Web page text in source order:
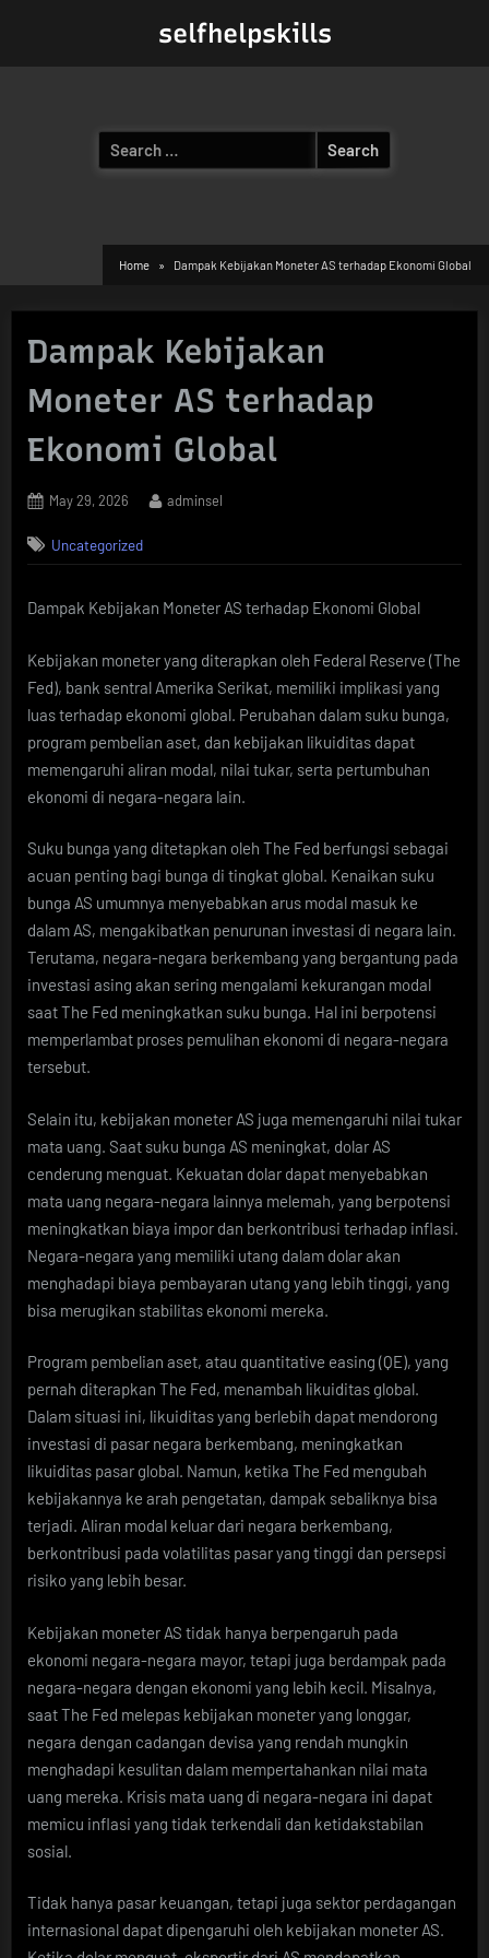
selfhelpskills
Search
for:
Home Dampak Kebijakan Moneter AS terhadap Ekonomi Global
Dampak Kebijakan
Moneter AS terhadap
Ekonomi Global
Posted
May 29, 2026 By
adminsel
Uncategorized
Dampak Kebijakan Moneter AS terhadap Ekonomi Global
Kebijakan moneter yang diterapkan oleh Federal Reserve (The
Fed), bank sentral Amerika Serikat, memiliki implikasi yang
luas terhadap ekonomi global. Perubahan dalam suku bunga,
program pembelian aset, dan kebijakan likuiditas dapat
memengaruhi aliran modal, nilai tukar, serta pertumbuhan
ekonomi di negara-negara lain.
Suku bunga yang ditetapkan oleh The Fed berfungsi sebagai
acuan penting bagi bunga di tingkat global. Kenaikan suku
bunga AS umumnya menyebabkan arus modal masuk ke
dalam AS, mengakibatkan penurunan investasi di negara lain.
Terutama, negara-negara berkembang yang bergantung pada
investasi asing akan sering mengalami kekurangan modal
saat The Fed meningkatkan suku bunga. Hal ini berpotensi
memperlambat proses pemulihan ekonomi di negara-negara
tersebut.
Selain itu, kebijakan moneter AS juga memengaruhi nilai tukar
mata uang. Saat suku bunga AS meningkat, dolar AS
cenderung menguat. Kekuatan dolar dapat menyebabkan
mata uang negara-negara lainnya melemah, yang berpotensi
meningkatkan biaya impor dan berkontribusi terhadap inflasi.
Negara-negara yang memiliki utang dalam dolar akan
menghadapi biaya pembayaran utang yang lebih tinggi, yang
bisa merugikan stabilitas ekonomi mereka.
Program pembelian aset, atau quantitative easing (QE), yang
pernah diterapkan The Fed, menambah likuiditas global.
Dalam situasi ini, likuiditas yang berlebih dapat mendorong
investasi di pasar negara berkembang, meningkatkan
likuiditas pasar global. Namun, ketika The Fed mengubah
kebijakannya ke arah pengetatan, dampak sebaliknya bisa
terjadi. Aliran modal keluar dari negara berkembang,
berkontribusi pada volatilitas pasar yang tinggi dan persepsi
risiko yang lebih besar.
Kebijakan moneter AS tidak hanya berpengaruh pada
ekonomi negara-negara mayor, tetapi juga berdampak pada
negara-negara dengan ekonomi yang lebih kecil. Misalnya,
saat The Fed melepas kebijakan moneter yang longgar,
negara dengan cadangan devisa yang rendah mungkin
menghadapi kesulitan dalam mempertahankan nilai mata
uang mereka. Krisis mata uang di negara-negara ini dapat
memicu inflasi yang tidak terkendali dan ketidakstabilan
sosial.
Tidak hanya pasar keuangan, tetapi juga sektor perdagangan
internasional dapat dipengaruhi oleh kebijakan moneter AS.